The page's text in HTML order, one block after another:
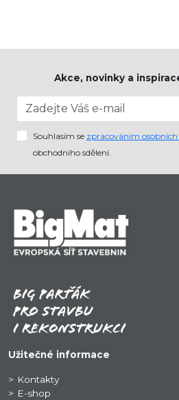
Akce, novinky a
Souhlasím se zpracováním osobních
obchodního sdělení.
Užitečné informace
Kontakty
E-shop